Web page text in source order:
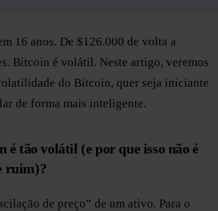
16 anos. De $126.000 de volta a
Bitcoin é volátil. Neste artigo, veremos
do Bitcoin, quer seja iniciante
de forma mais inteligente.
é tão volátil (e por que isso não é
ruim)?
de preço” de um ativo. Para o